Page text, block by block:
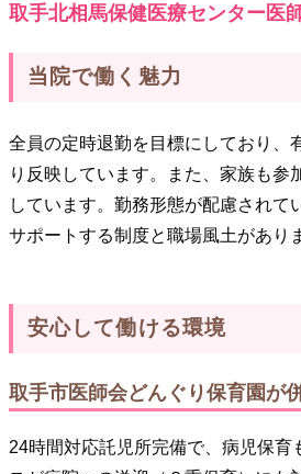
取手北相馬保健医療センター医
当院で働く魅力
全員の定時退勤を目標にしており、
り反映しています。また、家族も参
しています。勤務形態が配慮されて
サポートする制度と職場風土があり
安心して働ける環境
取手市医師会どんぐり保育園が
24時間対応託児所完備で、病児保育